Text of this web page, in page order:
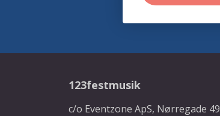
123festmusik
c/o Eventzone ApS, Nørregade 49